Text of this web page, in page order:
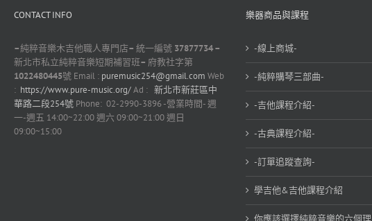
CONTACT INFO
–純粹音樂木吉他職人專門店– 統一編號 37877734 –
新北市私立純粹音樂短期補習班– 府教社字第
1022480445號 Email : puremusic254@gmail.com Web
: https://www.pure-music.org/Ad : 新北市新莊區中
華路二段254號 Phone: 02-2990-3896 -營業時間- 週
一-週五 14:00~22:00 週六 09:00~21:00 週日
09:00~15:00
樂器商品與課程
-線上商城-
-純粹購琴三部曲-
-吉他課程介紹-
-古典課程介紹-
-訂單追蹤查詢-
學吉他&吉他課程介紹
你應該選擇純粹音樂的六個